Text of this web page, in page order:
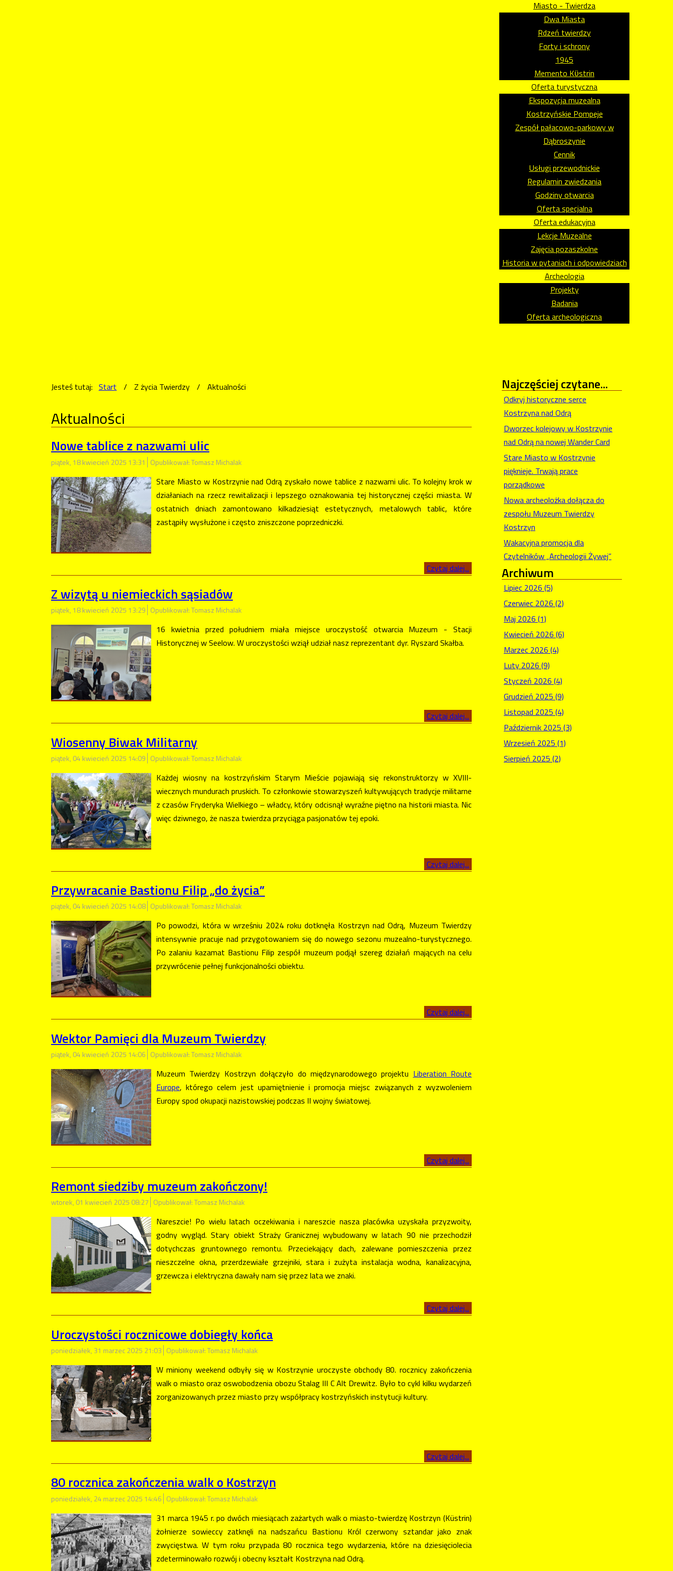
Miasto - Twierdza
Dwa Miasta
Rdzeń twierdzy
Forty i schrony
1945
Memento Kϋstrin
Oferta turystyczna
Ekspozycja muzealna
Kostrzyńskie Pompeje
Zespół pałacowo-parkowy w
Dąbroszynie
Cennik
Usługi przewodnickie
Regulamin zwiedzania
Godziny otwarcia
Oferta specjalna
Oferta edukacyjna
Lekcje Muzealne
Zajęcia pozaszkolne
Historia w pytaniach i odpowiedziach
Archeologia
Projekty
Badania
Oferta archeologiczna
Jesteś tutaj: Start / Z życia Twierdzy / Aktualności
Aktualności
Nowe tablice z nazwami ulic
piątek, 18 kwiecień 2025 13:31 Opublikował: Tomasz Michalak
Stare Miasto w Kostrzynie nad Odrą zyskało nowe tablice z nazwami ulic. To kolejny krok w
działaniach na rzecz rewitalizacji i lepszego oznakowania tej historycznej części miasta. W
ostatnich dniach zamontowano kilkadziesiąt estetycznych, metalowych tablic, które
zastąpiły wysłużone i często zniszczone poprzedniczki.
Czytaj dalej...
Z wizytą u niemieckich sąsiadów
piątek, 18 kwiecień 2025 13:29 Opublikował: Tomasz Michalak
16 kwietnia przed południem miała miejsce uroczystość otwarcia Muzeum - Stacji
Historycznej w Seelow. W uroczystości wziął udział nasz reprezentant dyr. Ryszard Skałba.
Czytaj dalej...
Wiosenny Biwak Militarny
piątek, 04 kwiecień 2025 14:09 Opublikował: Tomasz Michalak
Każdej wiosny na kostrzyńskim Starym Mieście pojawiają się rekonstruktorzy w XVIII-
wiecznych mundurach pruskich. To członkowie stowarzyszeń kultywujących tradycje militarne
z czasów Fryderyka Wielkiego – władcy, który odcisnął wyraźne piętno na historii miasta. Nic
więc dziwnego, że nasza twierdza przyciąga pasjonatów tej epoki.
Czytaj dalej...
Przywracanie Bastionu Filip „do życia”
piątek, 04 kwiecień 2025 14:08 Opublikował: Tomasz Michalak
Po powodzi, która w wrześniu 2024 roku dotknęła Kostrzyn nad Odrą, Muzeum Twierdzy
intensywnie pracuje nad przygotowaniem się do nowego sezonu muzealno-turystycznego.
Po zalaniu kazamat Bastionu Filip zespół muzeum podjął szereg działań mających na celu
przywrócenie pełnej funkcjonalności obiektu.​
Czytaj dalej...
Wektor Pamięci dla Muzeum Twierdzy
piątek, 04 kwiecień 2025 14:06 Opublikował: Tomasz Michalak
Muzeum Twierdzy Kostrzyn dołączyło do międzynarodowego projektu Liberation Route
Europe, którego celem jest upamiętnienie i promocja miejsc związanych z wyzwoleniem
Europy spod okupacji nazistowskiej podczas II wojny światowej.
Czytaj dalej...
Remont siedziby muzeum zakończony!
wtorek, 01 kwiecień 2025 08:27 Opublikował: Tomasz Michalak
Nareszcie! Po wielu latach oczekiwania i nareszcie nasza placówka uzyskała przyzwoity,
godny wygląd. Stary obiekt Straży Granicznej wybudowany w latach 90 nie przechodził
dotychczas gruntownego remontu. Przeciekający dach, zalewane pomieszczenia przez
nieszczelne okna, przerdzewiałe grzejniki, stara i zużyta instalacja wodna, kanalizacyjna,
grzewcza i elektryczna dawały nam się przez lata we znaki.
Czytaj dalej...
Uroczystości rocznicowe dobiegły końca
poniedziałek, 31 marzec 2025 21:03 Opublikował: Tomasz Michalak
W miniony weekend odbyły się w Kostrzynie uroczyste obchody 80. rocznicy zakończenia
walk o miasto oraz oswobodzenia obozu Stalag III C Alt Drewitz. Było to cykl kilku wydarzeń
zorganizowanych przez miasto przy współpracy kostrzyńskich instytucji kultury.
Czytaj dalej...
80 rocznica zakończenia walk o Kostrzyn
poniedziałek, 24 marzec 2025 14:46 Opublikował: Tomasz Michalak
31 marca 1945 r. po dwóch miesiącach zażartych walk o miasto-twierdzę Kostrzyn (Küstrin)
żołnierze sowieccy zatknęli na nadszańcu Bastionu Król czerwony sztandar jako znak
zwycięstwa. W tym roku przypada 80 rocznica tego wydarzenia, które na dziesięciolecia
zdeterminowało rozwój i obecny kształt Kostrzyna nad Odrą.
Najczęściejczytane...
Odkryj historyczne serce
Kostrzyna nad Odrą
Dworzec kolejowy w Kostrzynie
nad Odrą na nowej Wander Card
Stare Miasto w Kostrzynie
pięknieje. Trwają prace
porządkowe
Nowa archeolożka dołącza do
zespołu Muzeum Twierdzy
Kostrzyn
Wakacyjna promocja dla
Czytelników „Archeologii Żywej”
Archiwum
Lipiec 2026 (5)
Czerwiec 2026 (2)
Maj 2026 (1)
Kwiecień 2026 (6)
Marzec 2026 (4)
Luty 2026 (9)
Styczeń 2026 (4)
Grudzień 2025 (9)
Listopad 2025 (4)
Październik 2025 (3)
Wrzesień 2025 (1)
Sierpień 2025 (2)